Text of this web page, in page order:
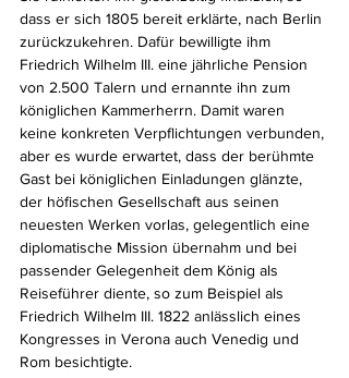
dass er sich 1805 bereit erklärte, nach Berlin
zurückzukehren. Dafür bewilligte ihm
Friedrich Wilhelm III. eine jährliche Pension
von 2.500 Talern und ernannte ihn zum
königlichen Kammerherrn. Damit waren
keine konkreten Verpflichtungen verbunden,
aber es wurde erwartet, dass der berühmte
Gast bei königlichen Einladungen glänzte,
der höfischen Gesellschaft aus seinen
neuesten Werken vorlas, gelegentlich eine
diplomatische Mission übernahm und bei
passender Gelegenheit dem König als
Reiseführer diente, so zum Beispiel als
Friedrich Wilhelm III. 1822 anlässlich eines
Kongresses in Verona auch Venedig und
Rom besichtigte.